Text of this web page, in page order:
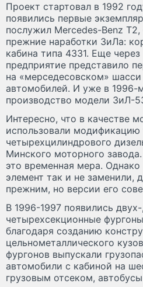
Проект стартовал в 1992
появились первые
послужил Mercedes-Benz
прежние наработки ЗиЛа:
кабина типа 4331. Еще
предприятие представило
на «мерседесовском»
автомобилей. И уже в 1996-
производство модели ЗиЛ-
Интересно, что в качестве
использовали модификацию
четырехцилиндрового
Минского моторного
это временная мера.
элемент так и не заменили,
прежним, но версии его
В 1996-1997 появились
четырехсекционные
благодаря созданию
цельнометаллического
фургонов выпускали
автомобили с кабиной на
грузовым отсеком,